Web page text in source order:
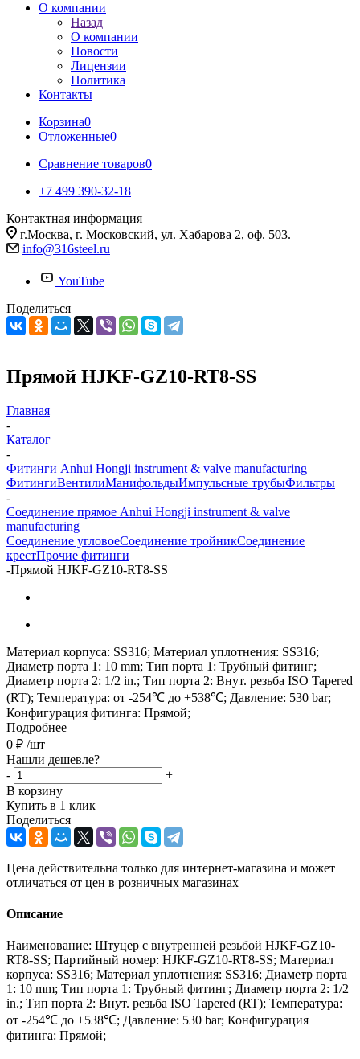
О компании
Назад
О компании
Новости
Лицензии
Политика
Контакты
Корзина0
Отложенные0
Сравнение товаров0
+7 499 390-32-18
Контактная информация
г.Москва, г. Московский, ул. Хабарова 2, оф. 503.
info@316steel.ru
YouTube
Поделиться
Прямой HJKF-GZ10-RT8-SS
Главная
-
Каталог
-
Фитинги Anhui Hongji instrument & valve manufacturing
ФитингиВентилиМанифольдыИмпульсные трубыФильтры
-
Соединение прямое Anhui Hongji instrument & valve
manufacturing
Соединение угловоеСоединение тройникСоединение
крестПрочие фитинги
-Прямой HJKF-GZ10-RT8-SS
Материал корпуса: SS316; Материал уплотнения: SS316;
Диаметр порта 1: 10 mm; Тип порта 1: Трубный фитинг;
Диаметр порта 2: 1/2 in.; Тип порта 2: Внут. резьба ISO Tapered
(RT); Температура: от -254℃ до +538℃; Давление: 530 bar;
Конфигурация фитинга: Прямой;
Подробнее
0 ₽ /шт
Нашли дешевле?
-
+
В корзину
Купить в 1 клик
Поделиться
Цена действительна только для интернет-магазина и может
отличаться от цен в розничных магазинах
Описание
Наименование: Штуцер с внутренней резьбой HJKF-GZ10-
RT8-SS; Партийный номер: HJKF-GZ10-RT8-SS; Материал
корпуса: SS316; Материал уплотнения: SS316; Диаметр порта
1: 10 mm; Тип порта 1: Трубный фитинг; Диаметр порта 2: 1/2
in.; Тип порта 2: Внут. резьба ISO Tapered (RT); Температура:
от -254℃ до +538℃; Давление: 530 bar; Конфигурация
фитинга: Прямой;